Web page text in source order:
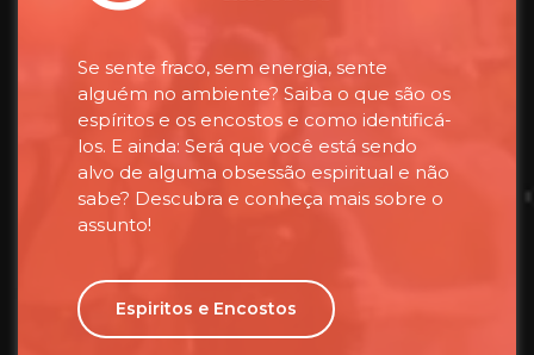
Se sente fraco, sem energia, sente
alguém no ambiente? Saiba o que são os
espíritos e os encostos e como identificá-
los. E ainda: Será que você está sendo
alvo de alguma obsessão espiritual e não
sabe? Descubra e conheça mais sobre o
assunto!
Espiritos e Encostos